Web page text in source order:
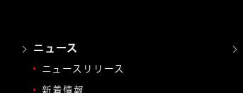
ニュース
ニュースリリース
新着情報